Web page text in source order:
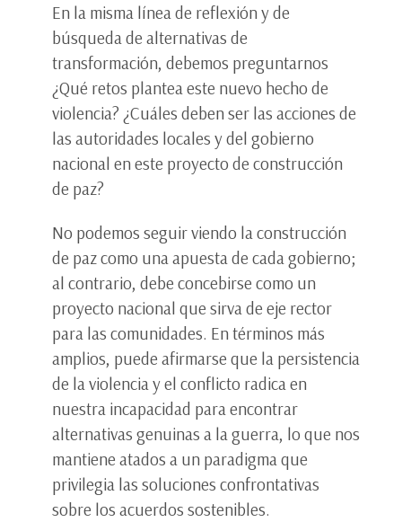
En la misma línea de reflexión y de
búsqueda de alternativas de
transformación, debemos preguntarnos
¿Qué retos plantea este nuevo hecho de
violencia? ¿Cuáles deben ser las acciones de
las autoridades locales y del gobierno
nacional en este proyecto de construcción
de paz?
No podemos seguir viendo la construcción
de paz como una apuesta de cada gobierno;
al contrario, debe concebirse como un
proyecto nacional que sirva de eje rector
para las comunidades. En términos más
amplios, puede afirmarse que la persistencia
de la violencia y el conflicto radica en
nuestra incapacidad para encontrar
alternativas genuinas a la guerra, lo que nos
mantiene atados a un paradigma que
privilegia las soluciones confrontativas
sobre los acuerdos sostenibles.